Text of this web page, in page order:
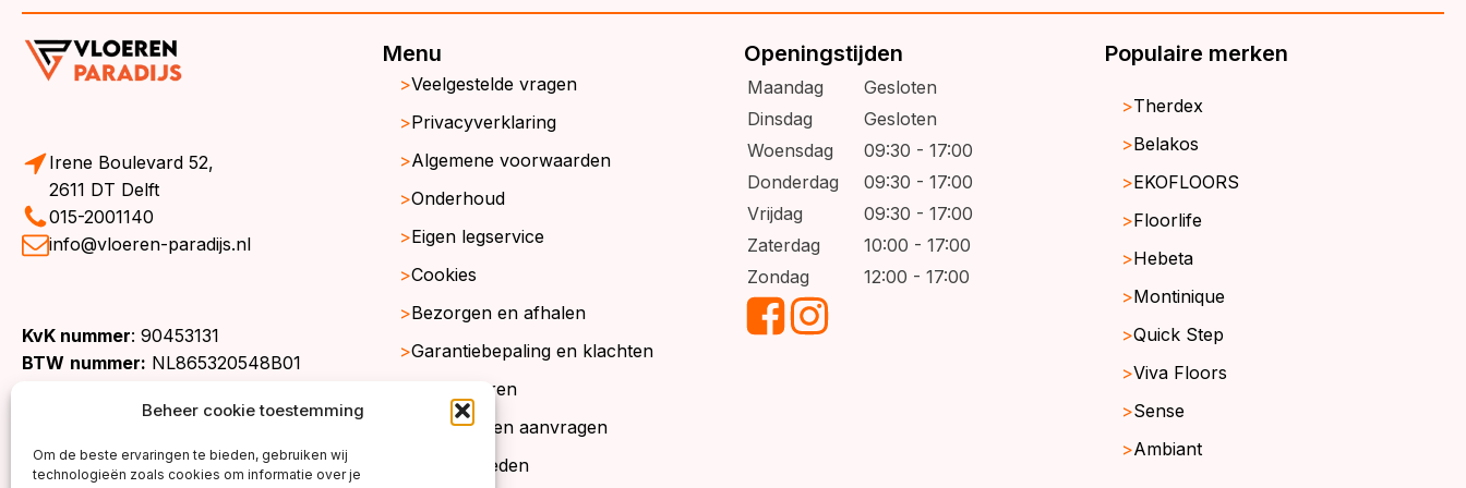
Beheer cookie toestemming
Om de beste ervaringen te bieden, gebruiken wij
technologieën zoals cookies om informatie over je
Irene Boulevard 52,
2611 DT Delft
015-2001140
info@vloeren-paradijs.nl
KvK nummer: 90453131
BTW nummer: NL865320548B01
Menu
Veelgestelde vragen
Privacyverklaring
Algemene voorwaarden
Onderhoud
Eigen legservice
Cookies
Bezorgen en afhalen
Garantiebepaling en klachten
Retourneren
Gratis stalen aanvragen
Werkgebieden
Openingstijden
Maandag
Gesloten
Dinsdag
Gesloten
Woensdag
09:30 - 17:00
Donderdag
09:30 - 17:00
Vrijdag
09:30 - 17:00
Zaterdag
10:00 - 17:00
Zondag
12:00 - 17:00
Populaire merken
Therdex
Belakos
EKOFLOORS
Floorlife
Hebeta
Montinique
Quick Step
Viva Floors
Sense
Ambiant